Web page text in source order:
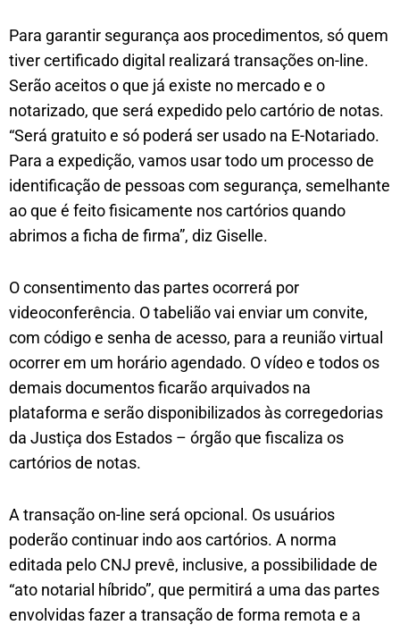
Para garantir segurança aos procedimentos, só quem
tiver certificado digital realizará transações on-line.
Serão aceitos o que já existe no mercado e o
notarizado, que será expedido pelo cartório de notas.
“Será gratuito e só poderá ser usado na E-Notariado.
Para a expedição, vamos usar todo um processo de
identificação de pessoas com segurança, semelhante
ao que é feito fisicamente nos cartórios quando
abrimos a ficha de firma”, diz Giselle.
O consentimento das partes ocorrerá por
videoconferência. O tabelião vai enviar um convite,
com código e senha de acesso, para a reunião virtual
ocorrer em um horário agendado. O vídeo e todos os
demais documentos ficarão arquivados na
plataforma e serão disponibilizados às corregedorias
da Justiça dos Estados – órgão que fiscaliza os
cartórios de notas.
A transação on-line será opcional. Os usuários
poderão continuar indo aos cartórios. A norma
editada pelo CNJ prevê, inclusive, a possibilidade de
“ato notarial híbrido”, que permitirá a uma das partes
envolvidas fazer a transação de forma remota e a